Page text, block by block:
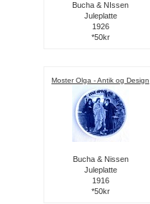
Bucha & NIssen
Juleplatte
1926
*50kr
Moster Olga - Antik og Design
Bucha & Nissen
Juleplatte
1916
*50kr